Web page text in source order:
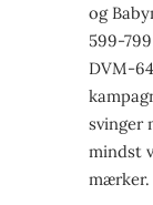
og
599-
DVM-
svinger
mindst
mærker.